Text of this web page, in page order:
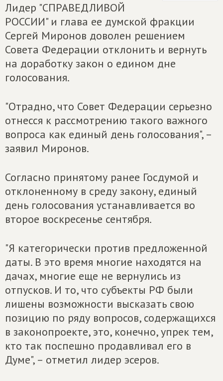
Лидер "СПРАВЕДЛИВОЙ
РОССИИ" и глава ее думской фракции
Сергей Миронов доволен решением
Совета Федерации отклонить и вернуть
на доработку закон о едином дне
голосования.
"Отрадно, что Совет Федерации серьезно
отнесся к рассмотрению такого важного
вопроса как единый день голосования", –
заявил Миронов.
Согласно принятому ранее Госдумой и
отклоненному в среду закону, единый
день голосования устанавливается во
второе воскресенье сентября.
"Я категорически против предложенной
даты. В это время многие находятся на
дачах, многие еще не вернулись из
отпусков. И то, что субъекты РФ были
лишены возможности высказать свою
позицию по ряду вопросов, содержащихся
в законопроекте, это, конечно, упрек тем,
кто так поспешно продавливал его в
Думе", – отметил лидер эсеров.